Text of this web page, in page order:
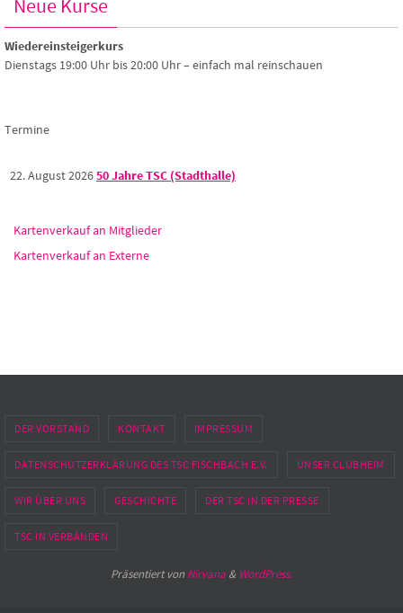
Wiedereinsteigerkurs
Dienstags 19:00 Uhr bis 20:00 Uhr – einfach mal reinschauen
Termine
22. August 202650 Jahre TSC (Stadthalle)
Kartenverkauf an Mitglieder
Kartenverkauf an Externe
DER VORSTAND KONTAKT IMPRESSUM
DATENSCHUTZERKLÄRUNG DES TSC FISCHBACH E.V. UNSER CLUBHEIM
WIR ÜBER UNS GESCHICHTE DER TSC IN DER PRESSE
TSC IN VERBÄNDEN
Präsentiert von Nirvana & WordPress.